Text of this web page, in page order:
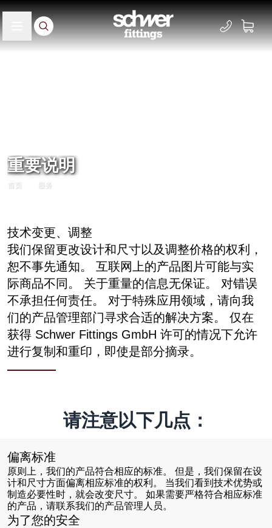
重要说明
首页 服务
技术变更、调整
我们保留更改设计和尺寸以及调整价格的权利，
恕不事先通知。 互联网上的产品图片可能与实
际商品不同。 关于重量的信息无保证。 对错误
不承担任何责任。 对于特殊应用领域，请向我
们的产品管理部门寻求合适的解决方案。 仅在
获得 Schwer Fittings GmbH 许可的情况下允许
进行复制和重印，即使是部分摘录。
请注意以下几点：
偏离标准
原则上，我们的产品符合相应的标准。 但是，我们保留在设
计和尺寸方面偏离相应标准的权利。 当我们看到技术优势或
制造必要性时，就会改变尺寸。 如果需要严格符合相应标准
的产品，请联系我们的产品管理人员。
为了您的安全